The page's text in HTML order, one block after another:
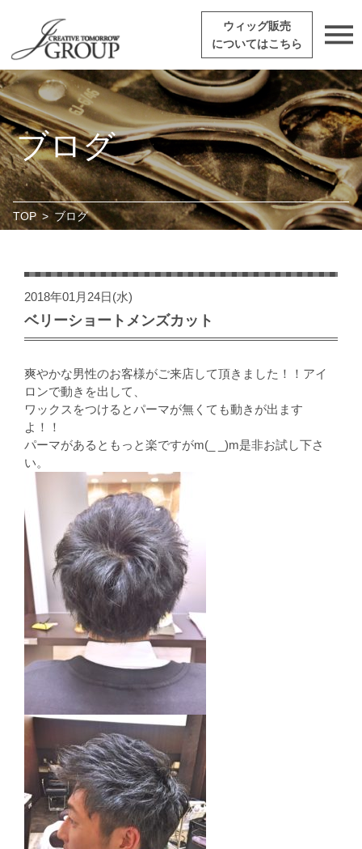
ウィッグ販売
についてはこちら
ブログ
TOP > ブログ
2018年01月24日(水)
ベリーショートメンズカット
爽やかな男性のお客様がご来店して頂きました！！アイ
ロンで動きを出して、
ワックスをつけるとパーマが無くても動きが出ます
よ！！
パーマがあるともっと楽ですがm(_ _)m是非お試し下さ
い。